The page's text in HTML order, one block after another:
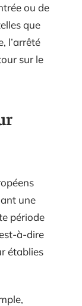
ou de
que
l’arrêté
sur le
une
période
à-dire
établies